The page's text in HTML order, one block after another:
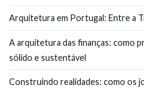
Arquitetura em Portugal: Entre a
A arquitetura das finanças: como
sólido e sustentável
Construindo realidades: como os